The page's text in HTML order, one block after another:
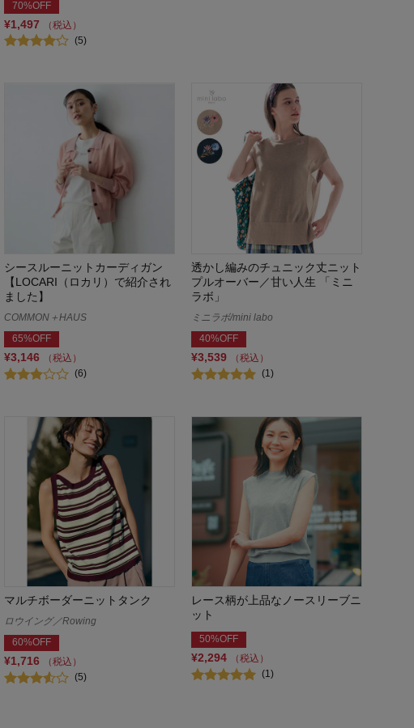
70%OFF
¥1,497
（税込）
(5)
シースルーニットカーディガン
【LOCARI（ロカリ）で紹介され
ました】
COMMON＋HAUS
65%OFF
¥3,146
（税込）
(6)
透かし編みのチュニック丈ニット
プルオーバー／甘い人生 「ミニ
ラボ」
ミニラボ/mini labo
40%OFF
¥3,539
（税込）
(1)
マルチボーダーニットタンク
ロウイング／Rowing
60%OFF
¥1,716
（税込）
(5)
レース柄が上品なノースリーブニ
ット
50%OFF
¥2,294
（税込）
(1)